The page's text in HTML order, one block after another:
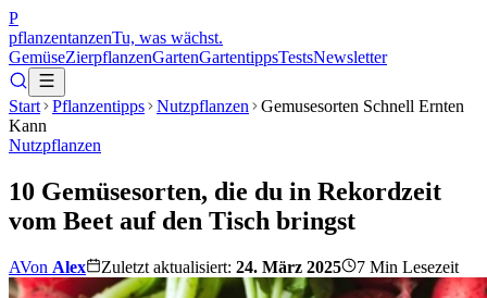
P
pflanzentanzenTu, was wächst.
GemüseZierpflanzenGartenGartentippsTestsNewsletter
Start Pflanzentipps Nutzpflanzen
Gemusesorten Schnell Ernten
Kann
Nutzpflanzen
10 Gemüsesorten, die du in Rekordzeit
vom Beet auf den Tisch bringst
AVon Alex Zuletzt aktualisiert: 24. März 2025 7 Min Lesezeit